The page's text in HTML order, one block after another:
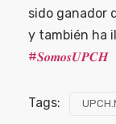
sido ganador
y también ha
#𝑺𝒐𝒎𝒐𝒔𝑼𝑷𝑪𝑯
Tags: